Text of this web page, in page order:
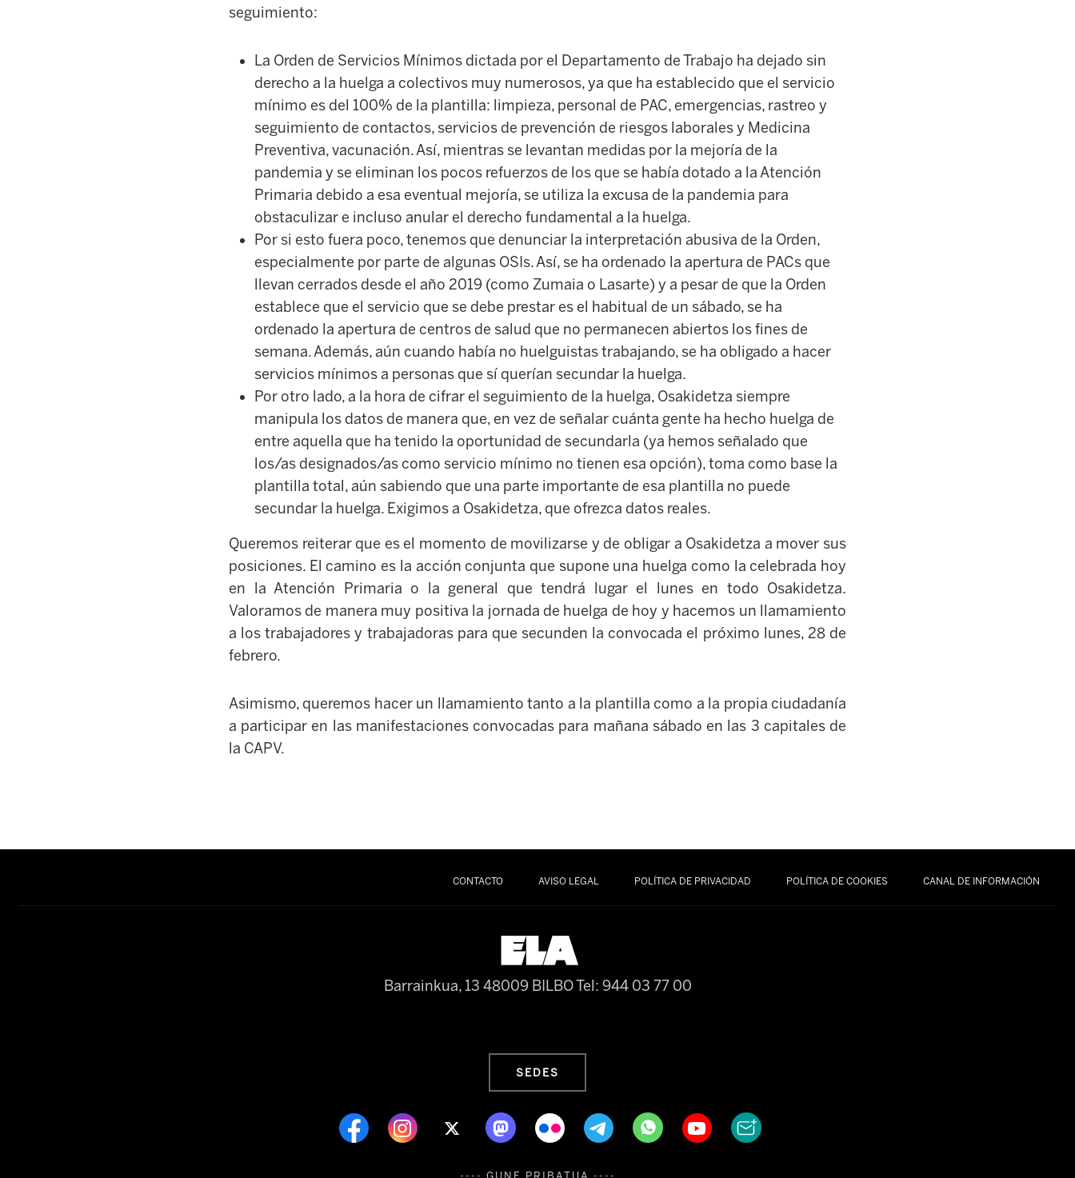
seguimiento:
La Orden de Servicios Mínimos dictada por el Departamento de Trabajo ha dejado sin
derecho a la huelga a colectivos muy numerosos, ya que ha establecido que el servicio
mínimo es del 100% de la plantilla: limpieza, personal de PAC, emergencias, rastreo y
seguimiento de contactos, servicios de prevención de riesgos laborales y Medicina
Preventiva, vacunación. Así, mientras se levantan medidas por la mejoría de la
pandemia y se eliminan los pocos refuerzos de los que se había dotado a la Atención
Primaria debido a esa eventual mejoría, se utiliza la excusa de la pandemia para
obstaculizar e incluso anular el derecho fundamental a la huelga.
Por si esto fuera poco, tenemos que denunciar la interpretación abusiva de la Orden,
especialmente por parte de algunas OSIs. Así, se ha ordenado la apertura de PACs que
llevan cerrados desde el año 2019 (como Zumaia o Lasarte) y a pesar de que la Orden
establece que el servicio que se debe prestar es el habitual de un sábado, se ha
ordenado la apertura de centros de salud que no permanecen abiertos los fines de
semana. Además, aún cuando había no huelguistas trabajando, se ha obligado a hacer
servicios mínimos a personas que sí querían secundar la huelga.
Por otro lado, a la hora de cifrar el seguimiento de la huelga, Osakidetza siempre
manipula los datos de manera que, en vez de señalar cuánta gente ha hecho huelga de
entre aquella que ha tenido la oportunidad de secundarla (ya hemos señalado que
los/as designados/as como servicio mínimo no tienen esa opción), toma como base la
plantilla total, aún sabiendo que una parte importante de esa plantilla no puede
secundar la huelga. Exigimos a Osakidetza, que ofrezca datos reales.
Queremos reiterar que es el momento de movilizarse y de obligar a Osakidetza a mover sus
posiciones. El camino es la acción conjunta que supone una huelga como la celebrada hoy
en la Atención Primaria o la general que tendrá lugar el lunes en todo Osakidetza.
Valoramos de manera muy positiva la jornada de huelga de hoy y hacemos un llamamiento
a los trabajadores y trabajadoras para que secunden la convocada el próximo lunes, 28 de
febrero.
Asimismo, queremos hacer un llamamiento tanto a la plantilla como a la propia ciudadanía
a participar en las manifestaciones convocadas para mañana sábado en las 3 capitales de
la CAPV.
CONTACTO AVISO LEGAL POLÍTICA DE PRIVACIDAD POLÍTICA DE COOKIES CANAL DE INFORMACIÓN
Barrainkua, 13 48009 BILBOTel: 944 03 77 00
SEDES